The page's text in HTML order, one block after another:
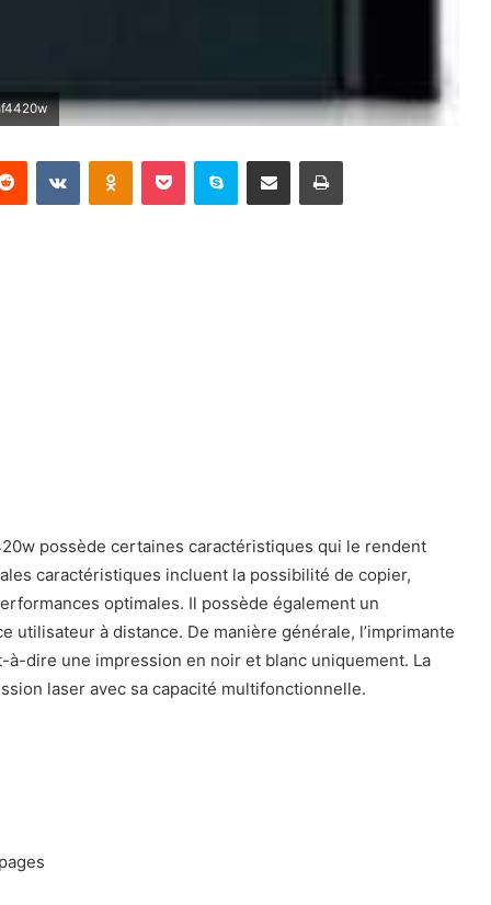
Reddit VKontakteOdnoklassniki
Pocket Skype Partager par email Imprimer
possède certaines caractéristiques qui le rendent
caractéristiques incluent la possibilité de copier,
optimales. Il possède également un
utilisateur à distance. De manière générale, l’imprimante
dire une impression en noir et blanc uniquement. La
laser avec sa capacité multifonctionnelle.